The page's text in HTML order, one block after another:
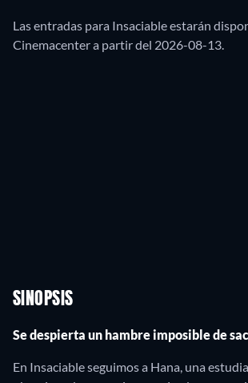
Las entradas para Insaciable estarán
Cinemacenter a partir del 2026-08-13.
SINOPSIS
Se despierta un hambre imposible de
En Insaciable seguimos a Hana, una